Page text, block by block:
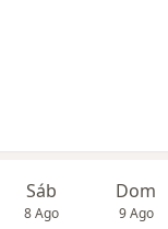
Sáb
8 Ago
Dom
9 Ago